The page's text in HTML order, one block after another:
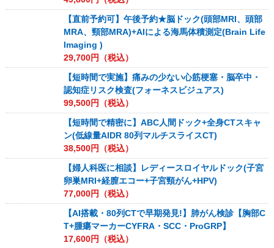
【直前予約可】午後予約★脳ドック(頭部MRI、頭部
MRA、頸部MRA)+AIによる海馬体積測定(Brain Life
Imaging )
29,700円（税込）
【短時間で実施】痛みの少ない心筋梗塞・脳卒中・
認知症リスク検査(フォーネスビジュアス)
99,500円（税込）
【短時間で精密に】ABC人間ドック+全身CTスキャ
ン(低線量AIDR 80列マルチスライスCT)
38,500円（税込）
【婦人科医に相談】レディースロイヤルドック(子宮
卵巣MRI+経膣エコー+子宮頸がん+HPV)
77,000円（税込）
【AI搭載・80列CTで早期発見!】肺がん検診【胸部C
T+腫瘍マーカーCYFRA・SCC・ProGRP】
17,600円（税込）